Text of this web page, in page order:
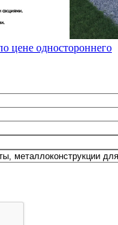
цене одностороннего